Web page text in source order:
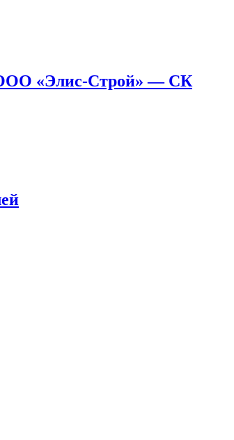
ООО «Элис-Строй» — СК